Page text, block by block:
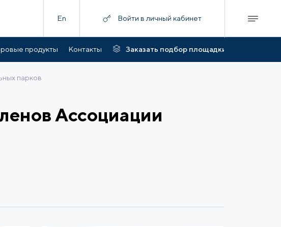
En Войти в личный кабинет
продукты Контакты Заказать подбор площадки
парков
Ассоциации